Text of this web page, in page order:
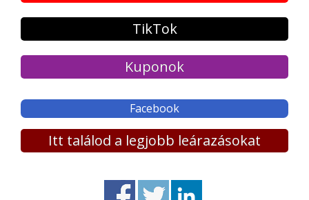
TikTok
Kuponok
Facebook
Itt találod a legjobb leárazásokat